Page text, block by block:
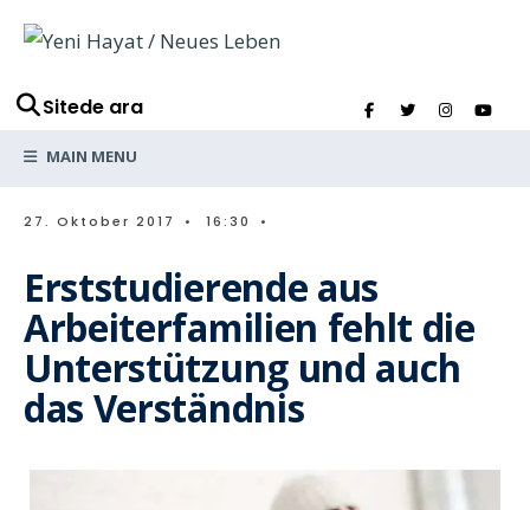
Sitede ara
MAIN MENU
27. Oktober 2017 • 16:30 •
Erststudierende aus
Arbeiterfamilien fehlt die
Unterstützung und auch
das Verständnis